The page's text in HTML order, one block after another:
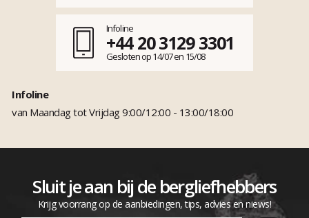
Infoline
+44 20 3129 3301
Gesloten op 14/07 en 15/08
Infoline
van Maandag tot Vrijdag 9:00/12:00 - 13:00/18:00
Sluit je aan bij de bergliefhebbers
Krijg voorrang op de aanbiedingen, tips, advies en niews!